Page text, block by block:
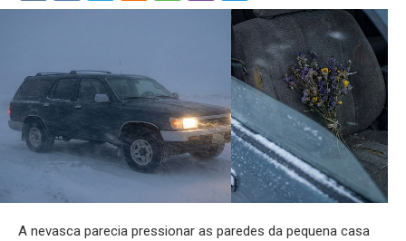
A nevasca parecia pressionar as paredes da pequena casa